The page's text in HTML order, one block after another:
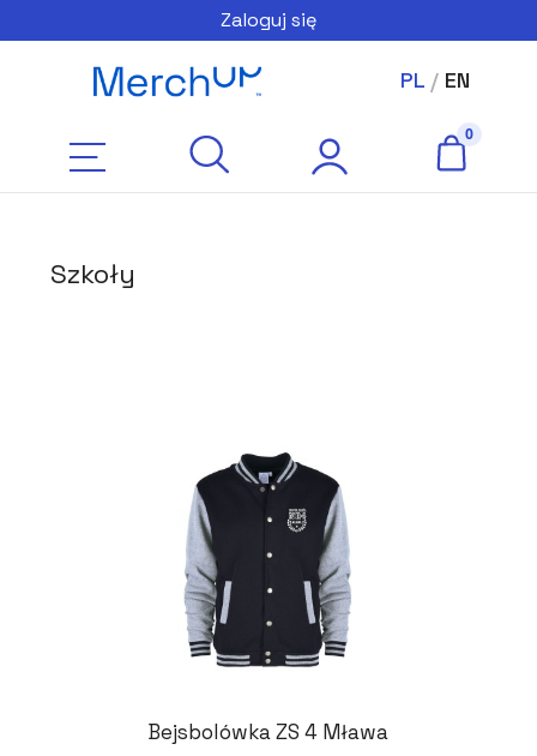
Zaloguj się
PL/ EN
Szkoły
Bejsbolówka ZS 4 Mława